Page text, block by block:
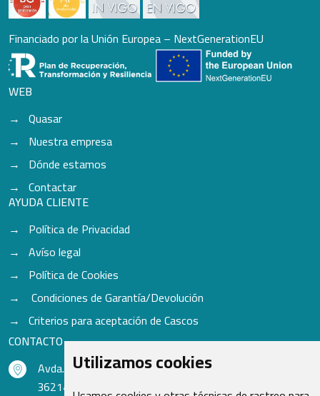
Utilizamos cookies
Financiado por la Unión Europea – NextGenerationEU
WEB
Quasar
Nuestra empresa
Dónde estamos
Contactar
AYUDA CLIENTE
Política de Privacidad
Avíso legal
Política de Cookies
Condiciones de Garantía/Devolución
Criterios para aceptación de Cascos
CONTACTO
Avda. do Freixo - Sardoma, 13
36214 Vigo - Pontevedra - España